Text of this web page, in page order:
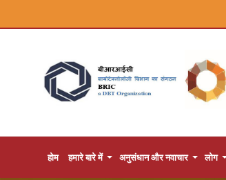
होम हमारे बारे में अनुसंधान और नवाचार लोग